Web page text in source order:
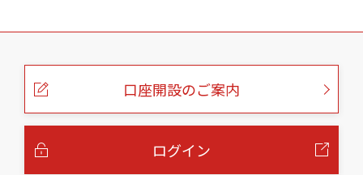
こ
口座開設のご案内
ログイン